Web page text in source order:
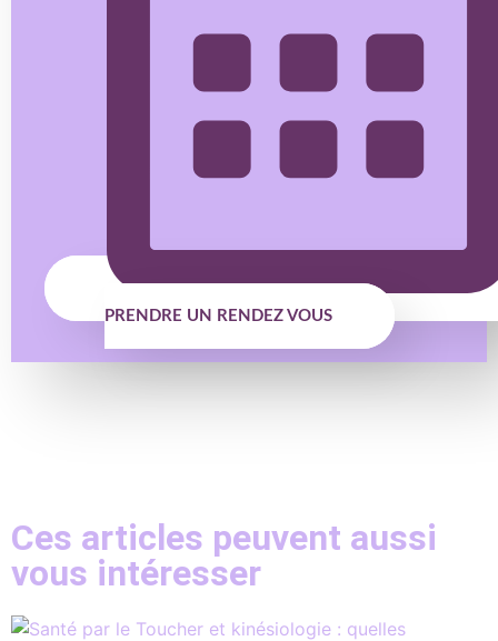
PRENDRE UN RENDEZ VOUS
Ces articles peuvent aussi
vous intéresser